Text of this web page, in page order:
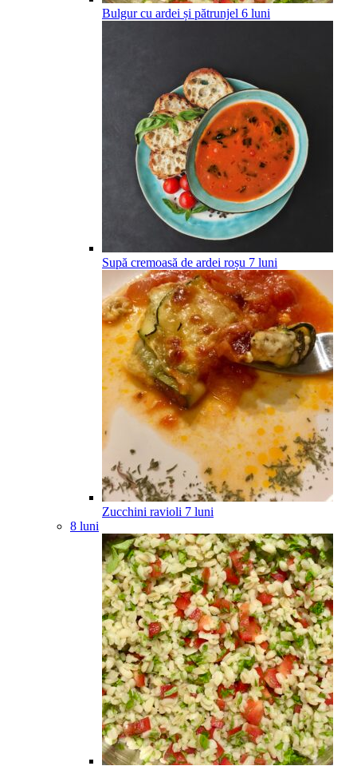
Bulgur cu ardei și pătrunjel 6 luni
Supă cremoasă de ardei roșu 7 luni
Zucchini ravioli 7 luni
8 luni